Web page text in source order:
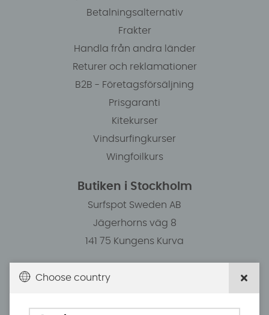
Betalningsalternativ
Frakter
Handla från andra länder
Returer och reklamationer
B2B - Företagsförsäljning
Prisgaranti
Kitekurser
Vindsurfingkurser
Wingfoilkurs
Butiken i Stockholm
Surfspot Sweden AB
Jägerhorns väg 8
141 75 Kungens Kurva
Öppettider/Kundservice
Choose country